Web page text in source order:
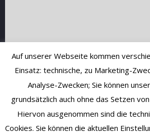
Auf unserer Webseite kommen
Einsatz: technische, zu Marketing-
Analyse-Zwecken; Sie können
grundsätzlich auch ohne das Setzen
Hiervon ausgenommen sind die
Cookies. Sie können die aktuellen